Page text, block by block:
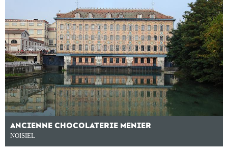
ANCIENNE CHOCOLATERIE MENIER
NOISIEL